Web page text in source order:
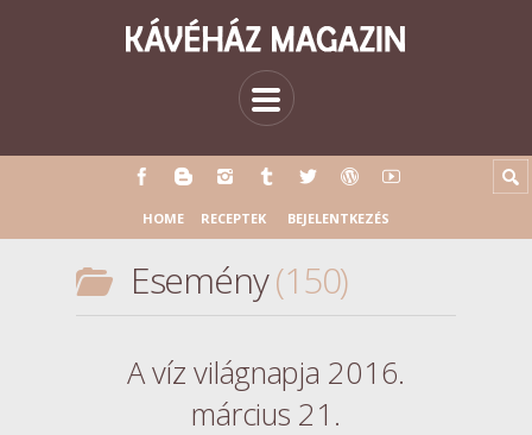
HOME RECEPTEK BEJELENTKEZÉS
Esemény 150
A víz világnapja 2016.
március 21.